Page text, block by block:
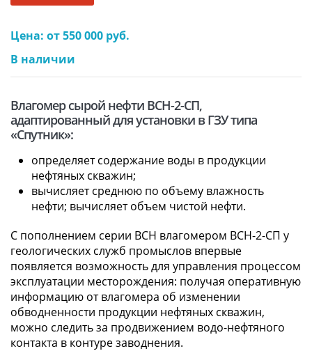
Цена: от 550 000 руб.
В наличии
Влагомер сырой нефти ВСН-2-СП,
адаптированный для установки в ГЗУ типа
«Спутник»:
определяет содержание воды в продукции
нефтяных скважин;
вычисляет среднюю по объему влажность
нефти; вычисляет объем чистой нефти.
С пополнением серии ВСН влагомером ВСН-2-СП у
геологических служб промыслов впервые
появляется возможность для управления процессом
эксплуатации месторождения: получая оперативную
информацию от влагомера об изменении
обводненности продукции нефтяных скважин,
можно следить за продвижением водо-нефтяного
контакта в контуре заводнения.